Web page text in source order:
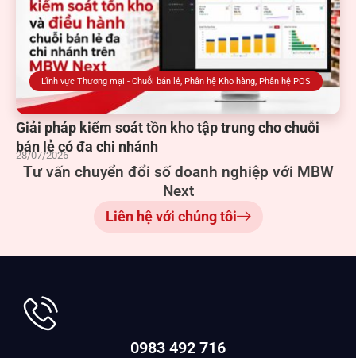
Lĩnh vực Thương mại - Chuỗi bán lẻ, Phân hệ Kho hàng, Phân hệ POS
Giải pháp kiểm soát tồn kho tập trung cho chuỗi
bán lẻ có đa chi nhánh
28/07/2026
Tư vấn chuyển đổi số doanh nghiệp với MBW
Next
Liên hệ với chúng tôi
0983 492 716